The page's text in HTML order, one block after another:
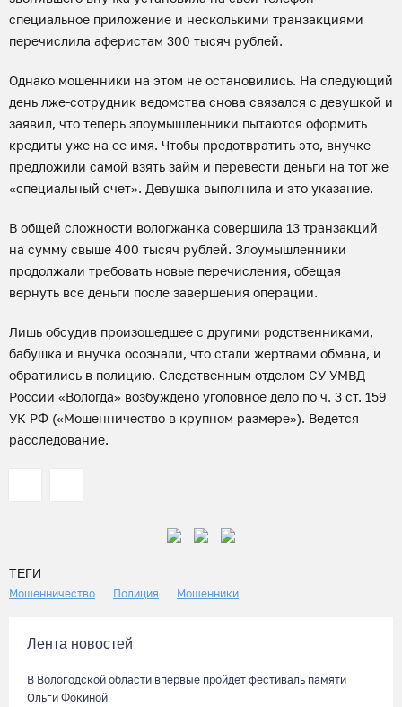
специальное приложение и несколькими транзакциями
перечислила аферистам 300 тысяч рублей.
Однако мошенники на этом не остановились. На следующий
день лже-сотрудник ведомства снова связался с девушкой и
заявил, что теперь злоумышленники пытаются оформить
кредиты уже на ее имя. Чтобы предотвратить это, внучке
предложили самой взять займ и перевести деньги на тот же
«специальный счет». Девушка выполнила и это указание.
В общей сложности вологжанка совершила 13 транзакций
на сумму свыше 400 тысяч рублей. Злоумышленники
продолжали требовать новые перечисления, обещая
вернуть все деньги после завершения операции.
Лишь обсудив произошедшее с другими родственниками,
бабушка и внучка осознали, что стали жертвами обмана, и
обратились в полицию. Следственным отделом СУ УМВД
России «Вологда» возбуждено уголовное дело по ч. 3 ст. 159
УК РФ («Мошенничество в крупном размере»). Ведется
расследование.
ТЕГИ
Мошенничество Полиция Мошенники
Лента новостей
В Вологодской области впервые пройдет фестиваль памяти
Ольги Фокиной